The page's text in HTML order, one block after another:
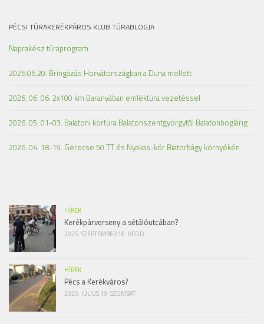
PÉCSI TÚRAKERÉKPÁROS KLUB TÚRABLOGJA
Naprakész túraprogram
2026.06.20. Bringázás Horvátországban a Duna mellett
2026. 06. 06. 2x100 km Baranyában emléktúra vezetéssel
2026. 05. 01-03. Balatoni körtúra Balatonszentgyörgytől Balatonboglárig
2026. 04. 18-19. Gerecse 50 TT és Nyakas-kör Biatorbágy környékén
HÍREK
Kerékpárverseny a sétálóutcában?
2025. SZEPTEMBER 16. KEDD
HÍREK
Pécs a Kerékváros?
2025. JÚLIUS 19. SZOMBAT